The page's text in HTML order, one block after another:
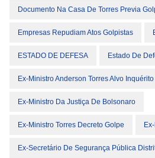
Documento Na Casa De Torres Previa
Empresas Repudiam Atos Golpistas
ESTADO DE DEFESA Estado De
Ex-Ministro Anderson Torres Alvo Inquérito
Ex-Ministro Da Justiça De Bolsonaro
Ex-Ministro Torres Decreto Golpe
Ex-Secretário De Segurança Pública